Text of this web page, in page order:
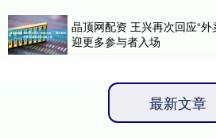
晶顶网配资 王兴再次回应“
迎更多参与者入场
最新文章